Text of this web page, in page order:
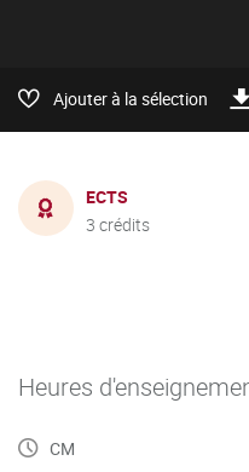
Ajouter à la sélection
ECTS
3 crédits
Heures
CM